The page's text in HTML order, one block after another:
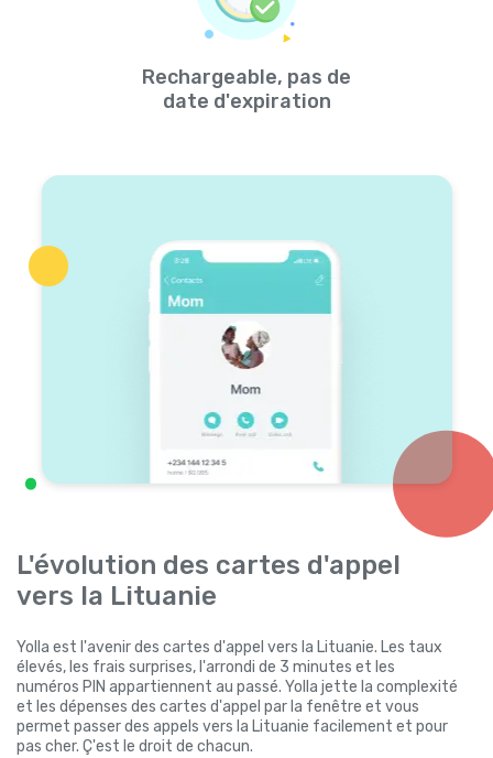
Rechargeable, pas de
date d'expiration
L'évolution des cartes d'appel
vers la Lituanie
Yolla est l'avenir des cartes d'appel vers la Lituanie. Les taux
élevés, les frais surprises, l'arrondi de 3 minutes et les
numéros PIN appartiennent au passé. Yolla jette la complexité
et les dépenses des cartes d'appel par la fenêtre et vous
permet passer des appels vers la Lituanie facilement et pour
pas cher. Ç'est le droit de chacun.